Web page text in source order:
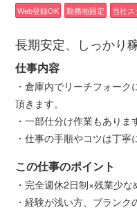
Web登録OK
勤務地固定 当社
長期安定、しっかり
仕事内容
・倉庫内でリーチフォー
頂きます。
・一部仕分け作業もありま
・仕事の手順やコツは丁寧
この仕事のポイント
・完全週休2日制×残業少な
・経験が浅い方、ブランク